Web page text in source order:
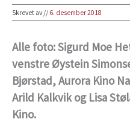
Skrevet av// 6. desember 2018
Alle foto: Sigurd Moe
venstre Øystein
Bjørstad, Aurora Kino
Arild Kalkvik og Lisa
Kino.